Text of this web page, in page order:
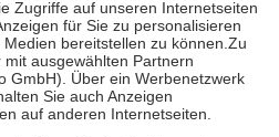
auch für Online-Apotheken.
Krankenpflege beträgt die
sowie zehn Euro je
für ihre eigene Gesundheit zu
der Familie zu unterstützen,